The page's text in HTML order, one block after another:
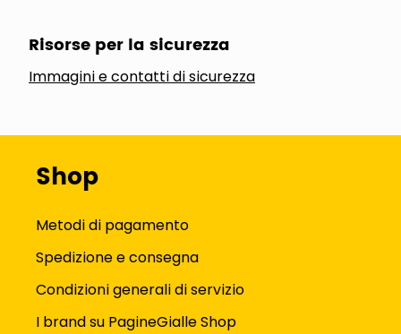
Risorse per la sicurezza
Immagini e contatti di sicurezza
Shop
Metodi di pagamento
Spedizione e consegna
Condizioni generali di servizio
I brand su PagineGialle Shop